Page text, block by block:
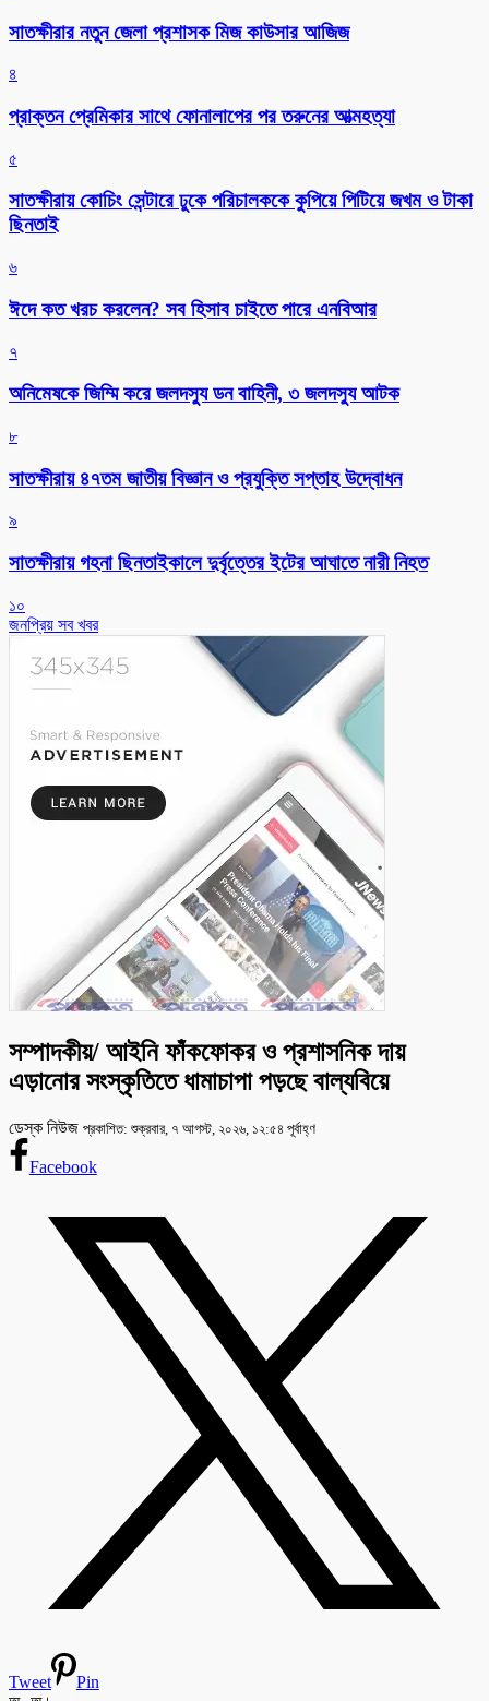
সাতক্ষীরার নতুন জেলা প্রশাসক মিজ কাউসার আজিজ
৪
প্রাক্তন প্রেমিকার সাথে ফোনালাপের পর তরুনের আত্মহত্যা
৫
সাতক্ষীরায় কোচিং সেন্টারে ঢুকে পরিচালককে কুপিয়ে পিটিয়ে জখম ও টাকা
ছিনতাই
৬
ঈদে কত খরচ করলেন? সব হিসাব চাইতে পারে এনবিআর
৭
অনিমেষকে জিম্মি করে জলদস্যু ডন বাহিনী, ৩ জলদস্যু আটক
৮
সাতক্ষীরায় ৪৭তম জাতীয় বিজ্ঞান ও প্রযুক্তি সপ্তাহ উদ্বোধন
৯
সাতক্ষীরায় গহনা ছিনতাইকালে দুর্বৃত্তের ইটের আঘাতে নারী নিহত
১০
জনপ্রিয় সব খবর
সম্পাদকীয়/ আইনি ফাঁকফোকর ও প্রশাসনিক দায়
এড়ানোর সংস্কৃতিতে ধামাচাপা পড়ছে বাল্যবিয়ে
ডেস্ক নিউজ প্রকাশিত: শুক্রবার, ৭ আগস্ট, ২০২৬, ১২:৫৪ পূর্বাহ্ণ
Facebook
Tweet
Pin